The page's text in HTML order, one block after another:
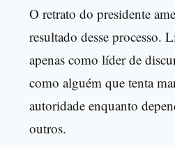
O retrato do presidente
resultado desse processo.
apenas como líder de
como alguém que tenta
autoridade enquanto
outros.